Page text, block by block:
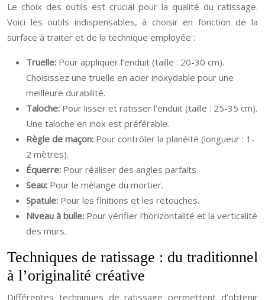
Le choix des outils est crucial pour la qualité du ratissage.
Voici les outils indispensables, à choisir en fonction de la
surface à traiter et de la technique employée :
Truelle: Pour appliquer l’enduit (taille : 20-30 cm).
Choisissez une truelle en acier inoxydable pour une
meilleure durabilité.
Taloche: Pour lisser et ratisser l’enduit (taille : 25-35 cm).
Une taloche en inox est préférable.
Règle de maçon: Pour contrôler la planéité (longueur : 1-
2 mètres).
Équerre: Pour réaliser des angles parfaits.
Seau: Pour le mélange du mortier.
Spatule: Pour les finitions et les retouches.
Niveau à bulle: Pour vérifier l’horizontalité et la verticalité
des murs.
Techniques de ratissage : du traditionnel
à l’originalité créative
Différentes techniques de ratissage permettent d’obtenir